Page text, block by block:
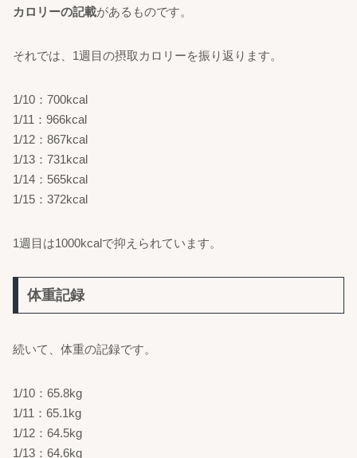
カロリーの記載があるものです。
それでは、1週目の摂取カロリーを振り返ります。
1/10：700kcal
1/11：966kcal
1/12：867kcal
1/13：731kcal
1/14：565kcal
1/15：372kcal
1週目は1000kcalで抑えられています。
体重記録
続いて、体重の記録です。
1/10：65.8kg
1/11：65.1kg
1/12：64.5kg
1/13：64.6kg